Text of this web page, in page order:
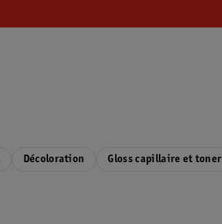
Décoloration Gloss capillaire et toner